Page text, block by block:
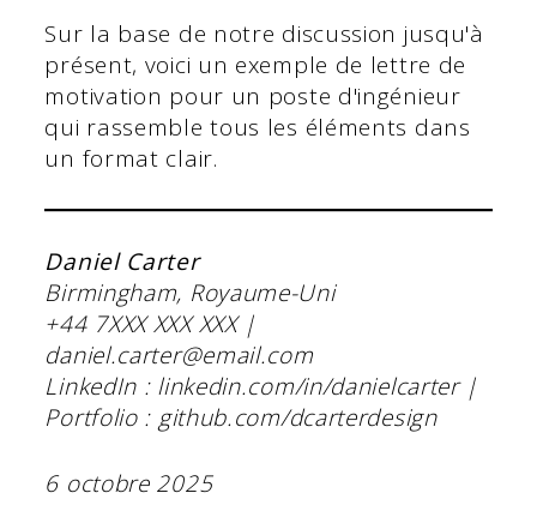
Sur la base de notre discussion jusqu'à
présent, voici un exemple de lettre de
motivation pour un poste d'ingénieur
qui rassemble tous les éléments dans
un format clair.
Daniel Carter
Birmingham, Royaume-Uni
+44 7XXX XXX XXX |
daniel.carter@email.com
LinkedIn : linkedin.com/in/danielcarter |
Portfolio : github.com/dcarterdesign
6 octobre 2025